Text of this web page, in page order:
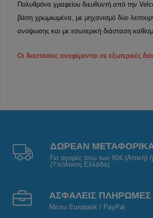
Πολυθρόνα γραφείου διευθυντή από την
βάση χρωμιωμένα, με μηχανισμό δύο
ανύψωσης και με εσωτερική διάσταση
Οι διαστάσεις αναφέρονται σε εξωτερικές
ΔΩΡΕΑΝ
Για αγορές άνω των 80€ (Αττική)
(Υπόλοιπη Ελλάδα).
ΑΣΦΑΛΕΙΣ ΠΛΗΡΩΜΕΣ
Μέσω Eurobank / PayPal